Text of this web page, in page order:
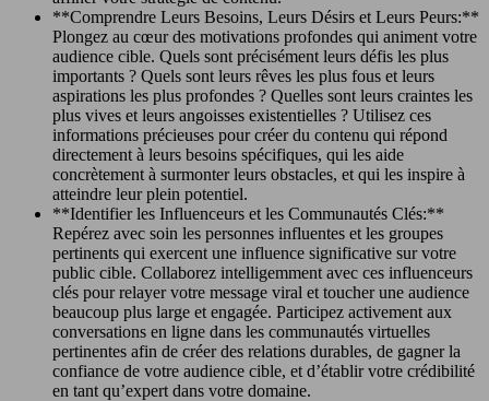
**Comprendre Leurs Besoins, Leurs Désirs et Leurs Peurs:**
Plongez au cœur des motivations profondes qui animent votre
audience cible. Quels sont précisément leurs défis les plus
importants ? Quels sont leurs rêves les plus fous et leurs
aspirations les plus profondes ? Quelles sont leurs craintes les
plus vives et leurs angoisses existentielles ? Utilisez ces
informations précieuses pour créer du contenu qui répond
directement à leurs besoins spécifiques, qui les aide
concrètement à surmonter leurs obstacles, et qui les inspire à
atteindre leur plein potentiel.
**Identifier les Influenceurs et les Communautés Clés:**
Repérez avec soin les personnes influentes et les groupes
pertinents qui exercent une influence significative sur votre
public cible. Collaborez intelligemment avec ces influenceurs
clés pour relayer votre message viral et toucher une audience
beaucoup plus large et engagée. Participez activement aux
conversations en ligne dans les communautés virtuelles
pertinentes afin de créer des relations durables, de gagner la
confiance de votre audience cible, et d’établir votre crédibilité
en tant qu’expert dans votre domaine.